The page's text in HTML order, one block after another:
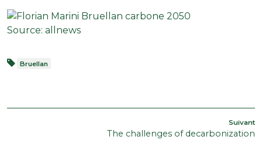
Source: allnews
Bruellan
Suivant
The challenges of decarbonization